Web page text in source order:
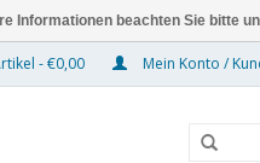
- €0,00 Mein Konto /
Informationen beachten Sie bitte